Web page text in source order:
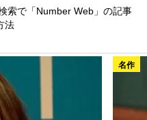
索で「Number Web」の記事
法
名作